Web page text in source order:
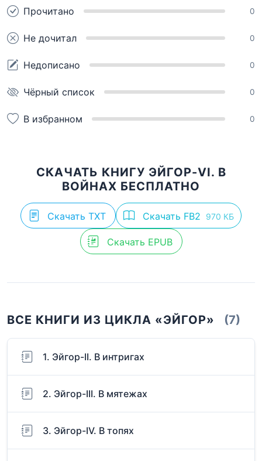
Прочитано 0
Не дочитал 0
Недописано 0
Чёрный список 0
В избранном 0
СКАЧАТЬ КНИГУ ЭЙГОР-VI. В
ВОЙНАХ БЕСПЛАТНО
Скачать TXT Скачать FB2 970 КБ
Скачать EPUB
ВСЕ КНИГИ ИЗ ЦИКЛА «ЭЙГОР» (7)
1. Эйгор-II. В интригах
2. Эйгор-III. В мятежах
3. Эйгор-IV. В топях